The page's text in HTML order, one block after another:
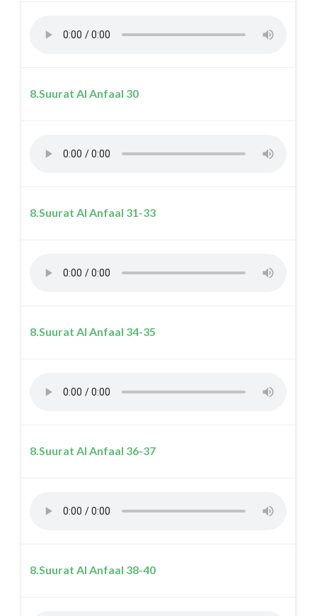
8.Suurat Al Anfaal 30
8.Suurat Al Anfaal 31-33
8.Suurat Al Anfaal 34-35
8.Suurat Al Anfaal 36-37
8.Suurat Al Anfaal 38-40